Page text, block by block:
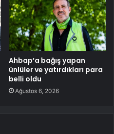
Ahbap’a bağış yapan
ünlüler ve yatırdıkları para
belli oldu
Ağustos 6, 2026